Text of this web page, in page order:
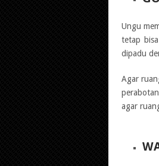
Ungu
tetap
dipadu
Agar
agar